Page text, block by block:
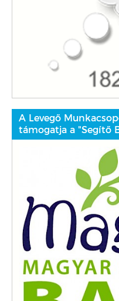
A Levegő
támogatja a "Segítő